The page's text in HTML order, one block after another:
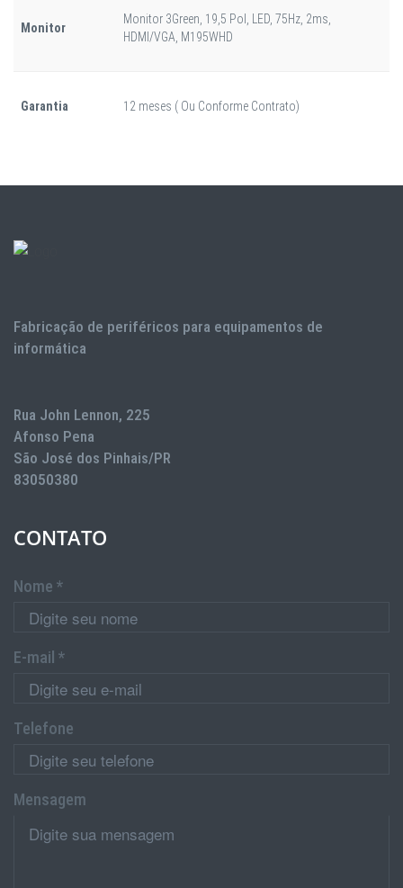
Monitor
Monitor 3Green, 19,5 Pol, LED, 75Hz, 2ms,
HDMI/VGA, M195WHD
Garantia 12 meses ( Ou Conforme Contrato)
Fabricação de periféricos para equipamentos de
informática
Rua John Lennon, 225
Afonso Pena
São José dos Pinhais/PR
83050380
CONTATO
Nome *
E-mail *
Telefone
Mensagem